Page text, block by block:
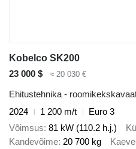
Kobelco SK200
23 000 $
≈ 20 030 €
Ehitustehnika -
2024
1 200 m/t
Euro 3
Võimsus 81 kW (110.2 h.j.)
Kandevõime 20 700 kg